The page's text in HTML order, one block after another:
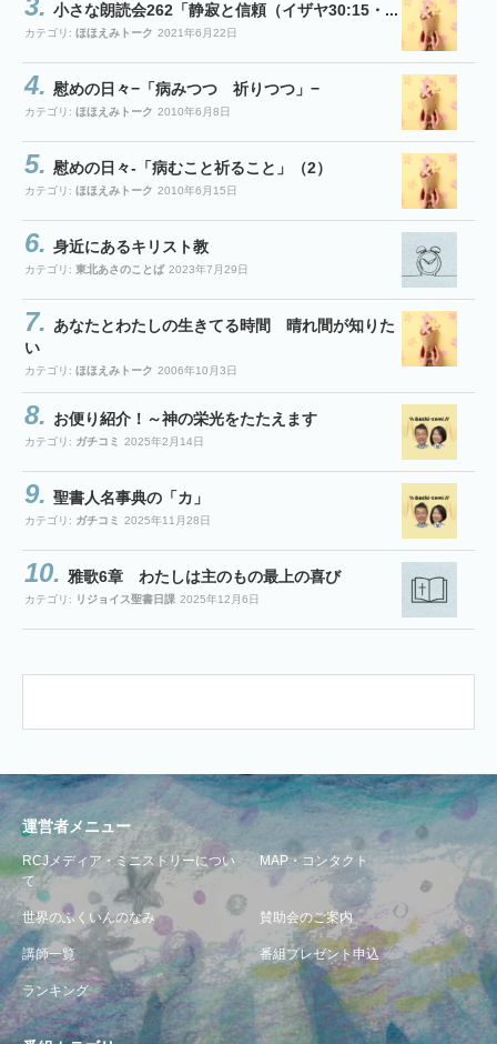
小さな朗読会262「静寂と信頼（イザヤ30:15・...
カテゴリ: ほほえみトーク 2021年6月22日
慰めの日々−「病みつつ 祈りつつ」−
カテゴリ: ほほえみトーク 2010年6月8日
慰めの日々-「病むこと祈ること」（2）
カテゴリ: ほほえみトーク 2010年6月15日
身近にあるキリスト教
カテゴリ: 東北あさのことば 2023年7月29日
あなたとわたしの生きてる時間 晴れ間が知りた
い
カテゴリ: ほほえみトーク 2006年10月3日
お便り紹介！～神の栄光をたたえます
カテゴリ: ガチコミ 2025年2月14日
聖書人名事典の「カ」
カテゴリ: ガチコミ 2025年11月28日
雅歌6章 わたしは主のもの最上の喜び
カテゴリ: リジョイス聖書日課 2025年12月6日
運営者メニュー
RCJメディア・ミニストリーについ
て
MAP・コンタクト
世界のふくいんのなみ 賛助会のご案内
講師一覧 番組プレゼント申込
ランキング